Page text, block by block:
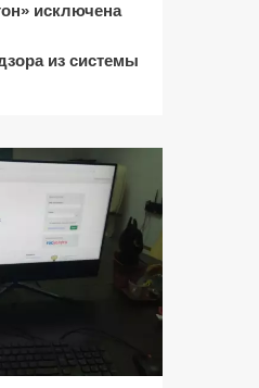
исключена
из системы